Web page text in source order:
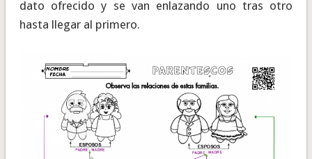
dato ofrecido y se van enlazando uno tras otro
hasta llegar al primero.